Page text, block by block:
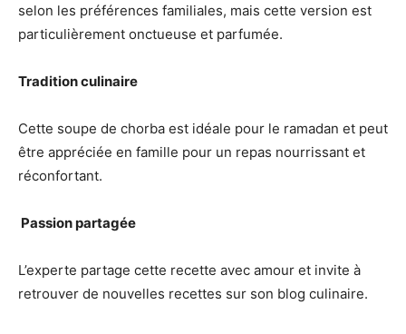
selon les préférences familiales, mais cette version est
particulièrement onctueuse et parfumée.
Tradition culinaire
Cette soupe de chorba est idéale pour le ramadan et peut
être appréciée en famille pour un repas nourrissant et
réconfortant.
‍ Passion partagée
L’experte partage cette recette avec amour et invite à
retrouver de nouvelles recettes sur son blog culinaire.